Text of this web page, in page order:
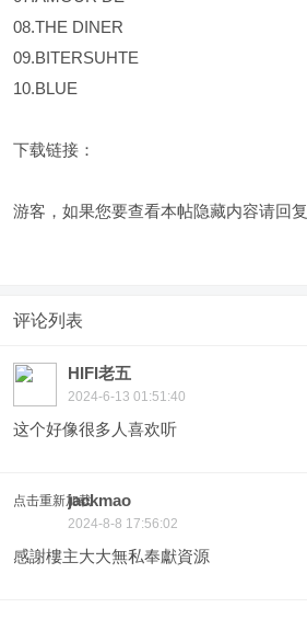
08.THE DINER
09.BITERSUHTE
10.BLUE
下载链接：
游客，如果您要查看本帖隐藏内容请回复
评论列表
HIFI老五
2024-6-13 01:51:40
这个好像很多人喜欢听
点击重新加载jackmao
2024-8-8 17:56:02
感謝樓主大大無私奉獻資源